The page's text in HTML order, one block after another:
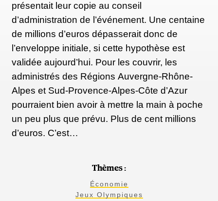
présentait leur copie au conseil
d’administration de l’événement. Une centaine
de millions d’euros dépasserait donc de
l’enveloppe initiale, si cette hypothèse est
validée aujourd’hui. Pour les couvrir, les
administrés des Régions Auvergne-Rhône-
Alpes et Sud-Provence-Alpes-Côte d’Azur
pourraient bien avoir à mettre la main à poche
un peu plus que prévu. Plus de cent millions
d’euros. C’est…
Thèmes :
Économie
Jeux Olympiques